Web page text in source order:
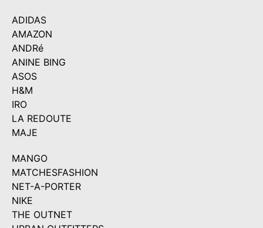
ADIDAS
AMAZON
ANDRé
ANINE BING
ASOS
H&M
IRO
LA REDOUTE
MAJE
MANGO
MATCHESFASHION
NET-A-PORTER
NIKE
THE OUTNET